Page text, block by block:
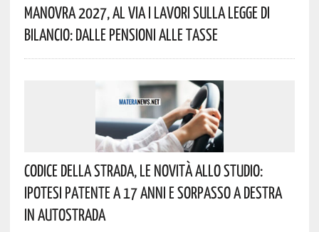
Manovra 2027, Al Via I Lavori Sulla Legge Di
Bilancio: Dalle Pensioni Alle Tasse
Codice Della Strada, Le Novità Allo Studio:
Ipotesi Patente A 17 Anni E Sorpasso A Destra
In Autostrada